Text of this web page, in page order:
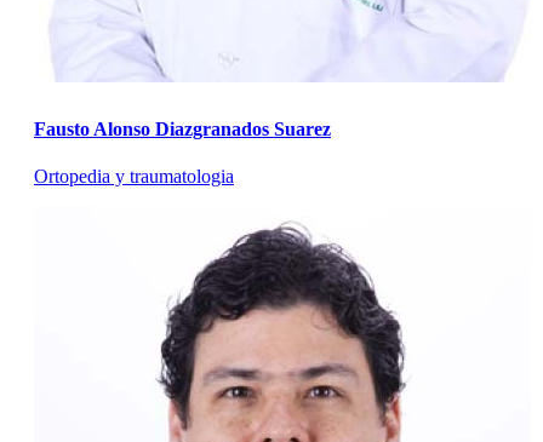
Fausto Alonso Diazgranados Suarez
Ortopedia y traumatologia